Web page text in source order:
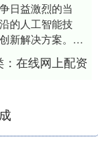
日益激烈的当
的人工智能技
新解决方案。其
，通过个性化学
：在线网上配资